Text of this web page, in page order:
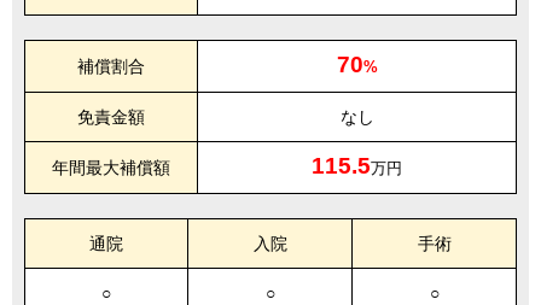
補償割合 70%
免責金額 なし
年間最大補償額 115.5万円
通院 入院 手術
○ ○ ○